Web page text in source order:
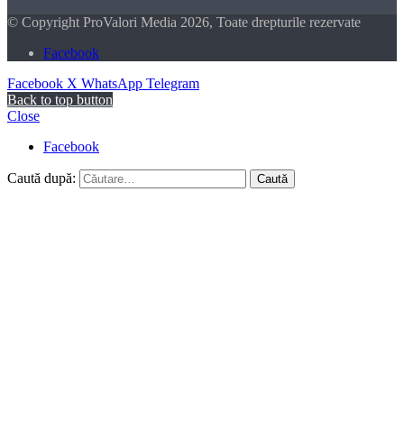
© Copyright ProValori Media 2026, Toate drepturile rezervate
Facebook
Facebook X WhatsApp Telegram
Back to top button
Close
Facebook
Caută după: